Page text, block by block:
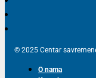
© 2025 Centar
O nama